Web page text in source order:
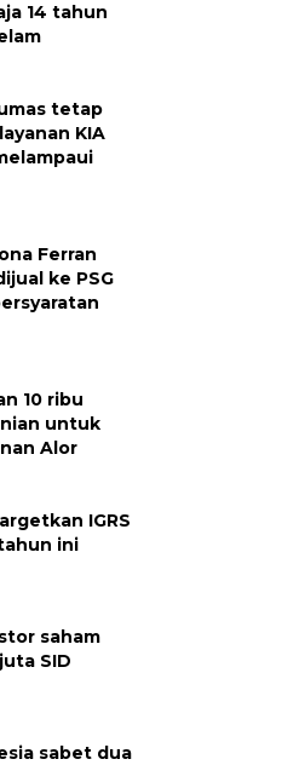
14 tahun
tetap
KIA
Ferran
ke PSG
10 ribu
untuk
Alor
IGRS
ini
saham
SID
sabet dua